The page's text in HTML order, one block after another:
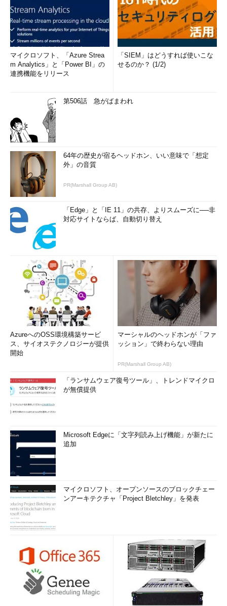
マイクロソフト、「Azure Strea
m Analytics」と「Power BI」の
連携機能をリリース
「SIEM」はどうすれば使いこな
せるのか？ (1/2)
第506話 急がばまわれ
64年の歴史が宿るヘッドホン、いい意味で「想定
外」の音質
PR(Marshall Group AB)
「Edge」と「IE 11」の共存、よりスムーズに──非
対応サイトならば、自動切り替え
AzureへのOSS環境構築サービ
ス、サイオステクノロジーが提供
開始
マーシャルのヘッドホンが「ファ
ッション」で終わらない理由
PR(Marshall Group AB)
「ランサムウェア復号ツール」、トレンドマイクロ
が無償提供
Microsoft Edgeに「文字列読み上げ機能」が新たに
追加
マイクロソフト、オープンソースのブロックチェー
ンアーキテクチャ「Project Bletchley」を発表